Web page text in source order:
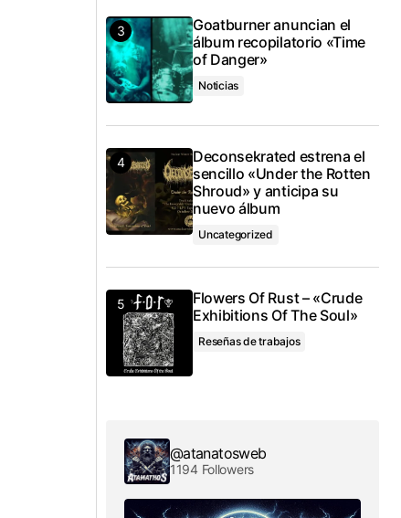
Goatburner anuncian el
álbum recopilatorio «Time
of Danger»
Noticias
Deconsekrated estrena el
sencillo «Under the Rotten
Shroud» y anticipa su
nuevo álbum
Uncategorized
Flowers Of Rust – «Crude
Exhibitions Of The Soul»
Reseñas de trabajos
@atanatosweb
1194 Followers